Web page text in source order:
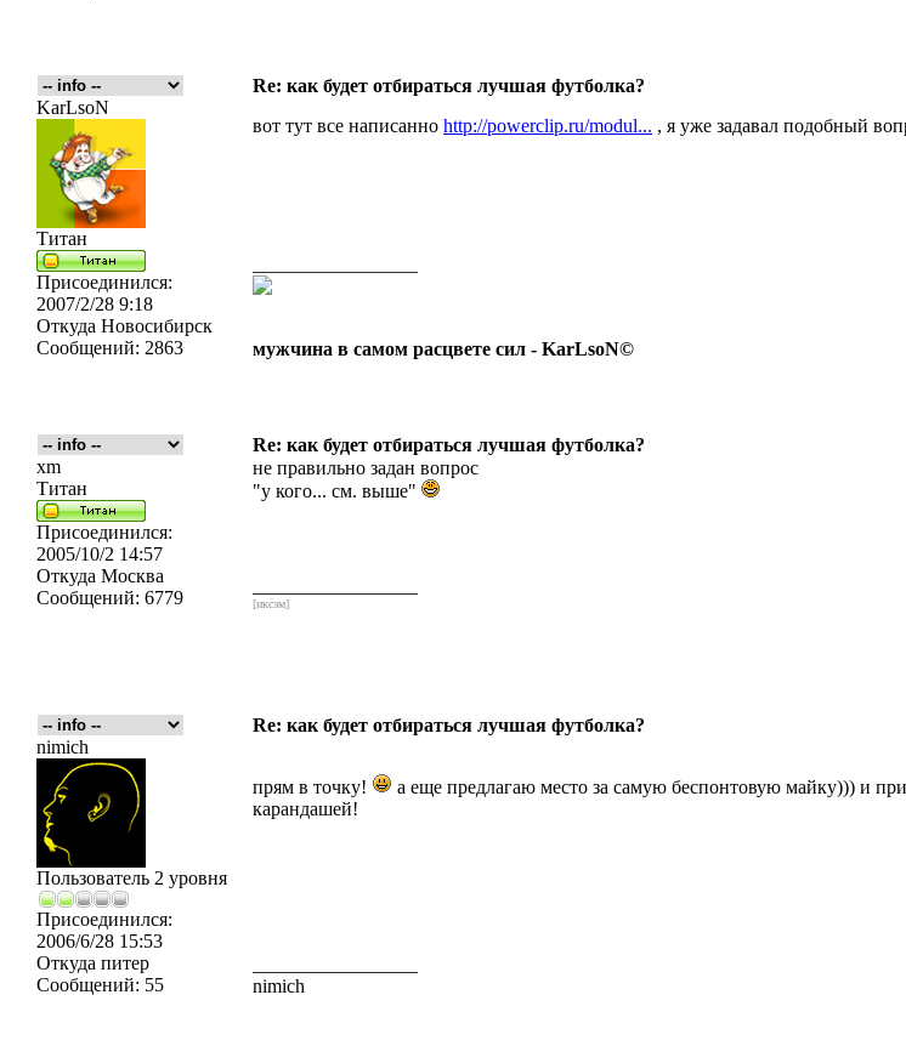
Re: как будет отбираться лучшая футболка?
KarLsoN
Титан
Присоединился:
2007/2/28 9:18
Откуда Новосибирск
Сообщений: 2863
вот тут все написанно http://powerclip.ru/modul... , я уже задавал подобный
мужчина в самом расцвете сил - KarLsoN©
Re: как будет отбираться лучшая футболка?
xm
Титан
Присоединился:
2005/10/2 14:57
Откуда Москва
Сообщений: 6779
не правильно задан вопрос
"у кого... см. выше"
[икс́эм]
Re: как будет отбираться лучшая футболка?
nimich
Пользователь 2 уровня
Присоединился:
2006/6/28 15:53
Откуда питер
Сообщений: 55
прям в точку!
а еще предлагаю место за самую беспонтовую майку))) и
карандашей!
nimich